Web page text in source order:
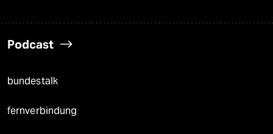
Podcast
bundestalk
fernverbindung